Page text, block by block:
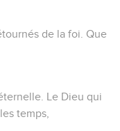
de la foi. Que
Le Dieu qui
temps,